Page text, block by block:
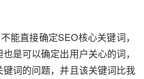
能直接确定SEO核心关键词，
是可以确定出用户关心的词，
词的问题，并且该关键词比我